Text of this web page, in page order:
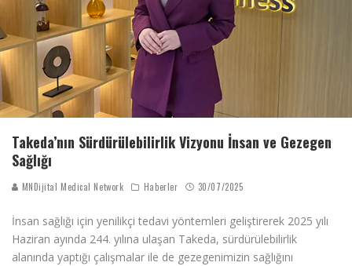
Takeda’nın Sürdürülebilirlik Vizyonu İnsan ve Gezegen
Sağlığı
MNDijital Medical Network Haberler 30/07/2025
İnsan sağlığı için yenilikçi tedavi yöntemleri geliştirerek 2025 yılı
Haziran ayında 244. yılına ulaşan Takeda, sürdürülebilirlik
alanında yaptığı çalışmalar ile de gezegenimizin sağlığını